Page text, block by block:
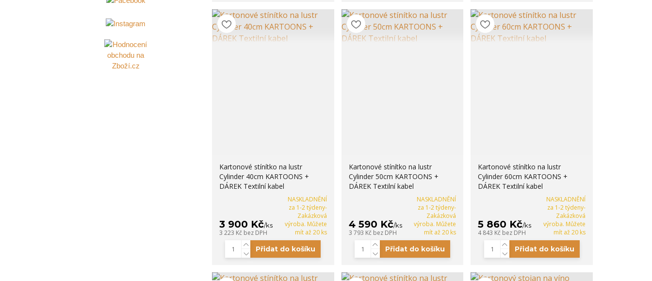
Kartonové stínítko na lustr
Cylinder 40cm KARTOONS +
DÁREK Textilní kabel
3 900 Kč/ks
3 223 Kč bez DPH
NASKLADNĚNÍ
za 1-2 týdeny-
Zakázková
výroba. Můžete
mít až 20 ks
Přidat do košíku
Kartonové stínítko na lustr
Cylinder 50cm KARTOONS +
DÁREK Textilní kabel
4 590 Kč/ks
3 793 Kč bez DPH
NASKLADNĚNÍ
za 1-2 týdeny-
Zakázková
výroba. Můžete
mít až 20 ks
Přidat do košíku
Kartonové stínítko na lustr
Cylinder 60cm KARTOONS +
DÁREK Textilní kabel
5 860 Kč/ks
4 843 Kč bez DPH
NASKLADNĚNÍ
za 1-2 týdeny-
Zakázková
výroba. Můžete
mít až 20 ks
Přidat do košíku